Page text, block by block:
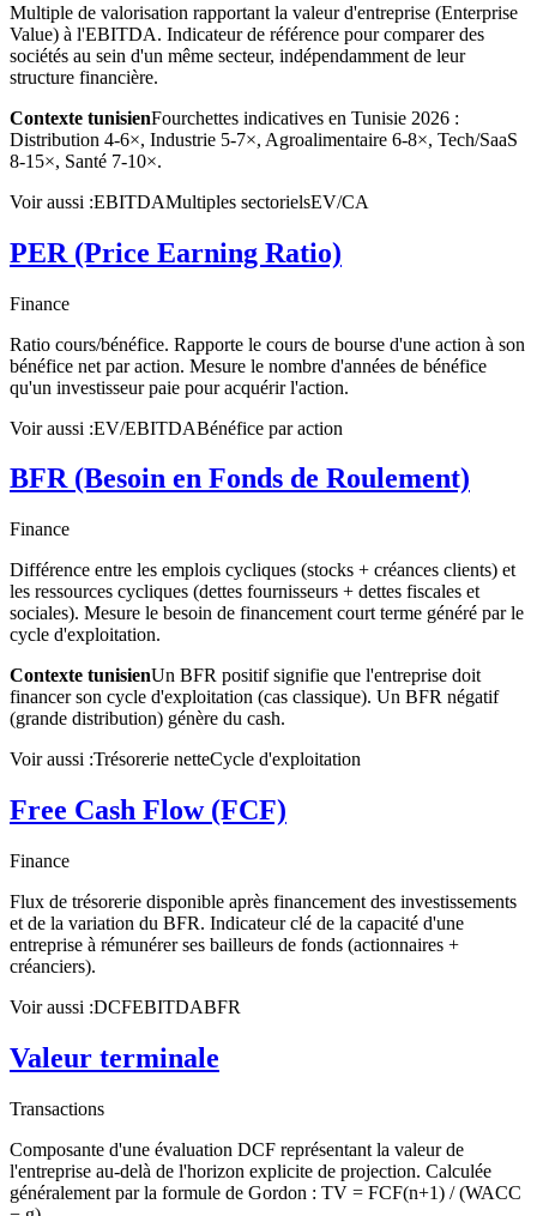
Multiple de valorisation rapportant la valeur d'entreprise (Enterprise
Value) à l'EBITDA. Indicateur de référence pour comparer des
sociétés au sein d'un même secteur, indépendamment de leur
structure financière.
Contexte tunisienFourchettes indicatives en Tunisie 2026 :
Distribution 4-6×, Industrie 5-7×, Agroalimentaire 6-8×, Tech/SaaS
8-15×, Santé 7-10×.
Voir aussi :EBITDAMultiples sectorielsEV/CA
PER (Price Earning Ratio)
Finance
Ratio cours/bénéfice. Rapporte le cours de bourse d'une action à son
bénéfice net par action. Mesure le nombre d'années de bénéfice
qu'un investisseur paie pour acquérir l'action.
Voir aussi :EV/EBITDABénéfice par action
BFR (Besoin en Fonds de Roulement)
Finance
Différence entre les emplois cycliques (stocks + créances clients) et
les ressources cycliques (dettes fournisseurs + dettes fiscales et
sociales). Mesure le besoin de financement court terme généré par le
cycle d'exploitation.
Contexte tunisienUn BFR positif signifie que l'entreprise doit
financer son cycle d'exploitation (cas classique). Un BFR négatif
(grande distribution) génère du cash.
Voir aussi :Trésorerie netteCycle d'exploitation
Free Cash Flow (FCF)
Finance
Flux de trésorerie disponible après financement des investissements
et de la variation du BFR. Indicateur clé de la capacité d'une
entreprise à rémunérer ses bailleurs de fonds (actionnaires +
créanciers).
Voir aussi :DCFEBITDABFR
Valeur terminale
Transactions
Composante d'une évaluation DCF représentant la valeur de
l'entreprise au-delà de l'horizon explicite de projection. Calculée
généralement par la formule de Gordon : TV = FCF(n+1) / (WACC